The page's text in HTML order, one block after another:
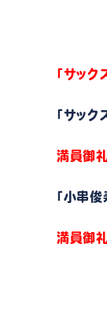
「サッ
「サック
満員御礼
「小串
満員御礼